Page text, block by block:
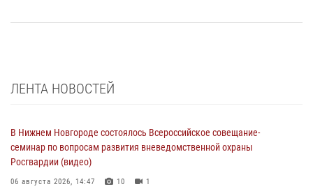
ЛЕНТА НОВОСТЕЙ
В Нижнем Новгороде состоялось Всероссийское совещание-
семинар по вопросам развития вневедомственной охраны
Росгвардии (видео)
06 августа 2026, 14:47 10 1